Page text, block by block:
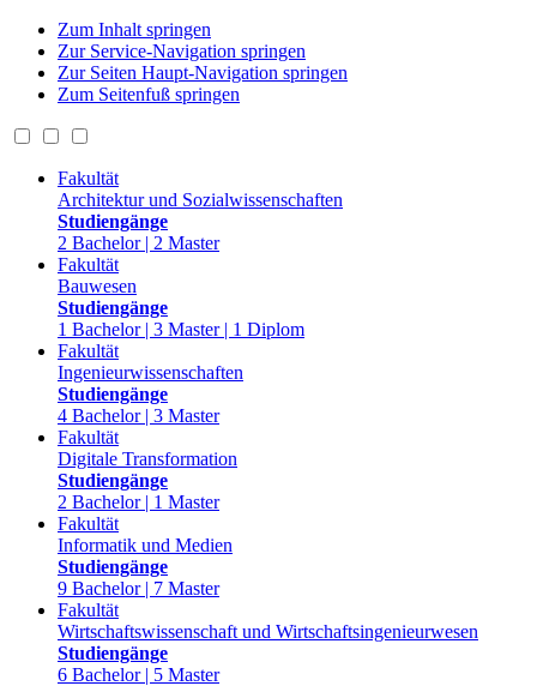
Zum Inhalt springen
Zur Service-Navigation springen
Zur Seiten Haupt-Navigation springen
Zum Seitenfuß springen
Fakultät
Architektur und Sozialwissenschaften
Studiengänge
2 Bachelor | 2 Master
Fakultät
Bauwesen
Studiengänge
1 Bachelor | 3 Master | 1 Diplom
Fakultät
Ingenieurwissenschaften
Studiengänge
4 Bachelor | 3 Master
Fakultät
Digitale Transformation
Studiengänge
2 Bachelor | 1 Master
Fakultät
Informatik und Medien
Studiengänge
9 Bachelor | 7 Master
Fakultät
Wirtschaftswissenschaft und Wirtschaftsingenieurwesen
Studiengänge
6 Bachelor | 5 Master